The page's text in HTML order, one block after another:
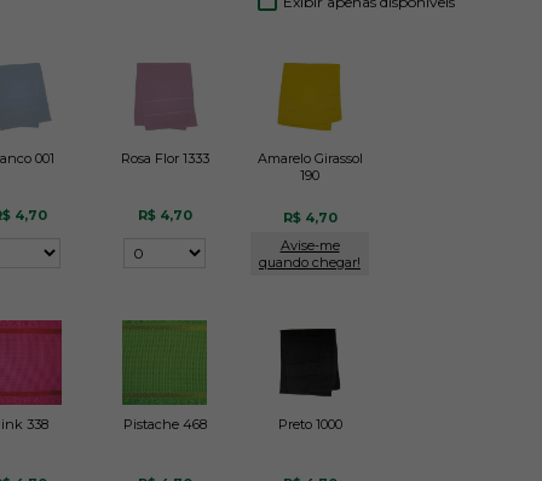
001
4,70
Rosa Flor 1333
R$ 4,70
Amarelo Girassol
190
R$ 4,70
Avise-me
quando chegar!
338 Pistache 468 Preto 1000